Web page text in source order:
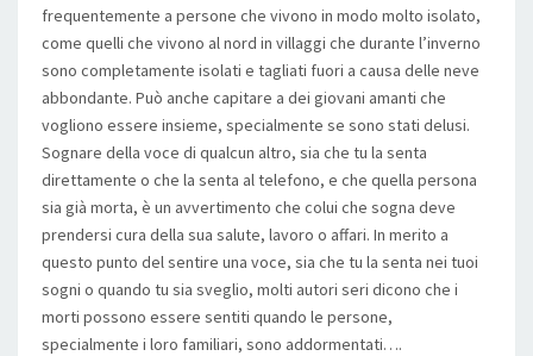
frequentemente a persone che vivono in modo molto isolato,
come quelli che vivono al nord in villaggi che durante l’inverno
sono completamente isolati e tagliati fuori a causa delle neve
abbondante. Può anche capitare a dei giovani amanti che
vogliono essere insieme, specialmente se sono stati delusi.
Sognare della voce di qualcun altro, sia che tu la senta
direttamente o che la senta al telefono, e che quella persona
sia già morta, è un avvertimento che colui che sogna deve
prendersi cura della sua salute, lavoro o affari. In merito a
questo punto del sentire una voce, sia che tu la senta nei tuoi
sogni o quando tu sia sveglio, molti autori seri dicono che i
morti possono essere sentiti quando le persone,
specialmente i loro familiari, sono addormentati….